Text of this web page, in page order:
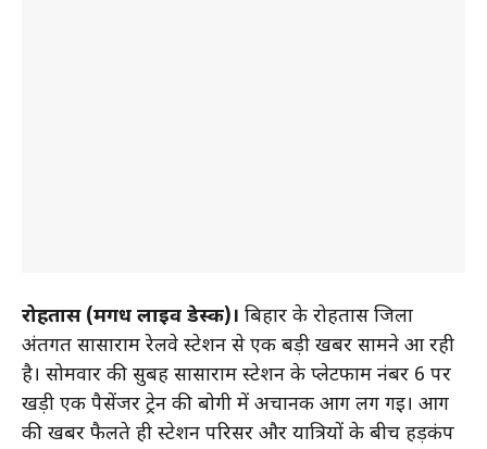
रोहतास (मगध लाइव डेस्क)। बिहार के रोहतास जिला
अंतर्गत सासाराम रेलवे स्टेशन से एक बड़ी खबर सामने आ रही
है। सोमवार की सुबह सासाराम स्टेशन के प्लेटफार्म नंबर 6 पर
खड़ी एक पैसेंजर ट्रेन की बोगी में अचानक आग लग गई। आग
की खबर फैलते ही स्टेशन परिसर और यात्रियों के बीच हड़कंप